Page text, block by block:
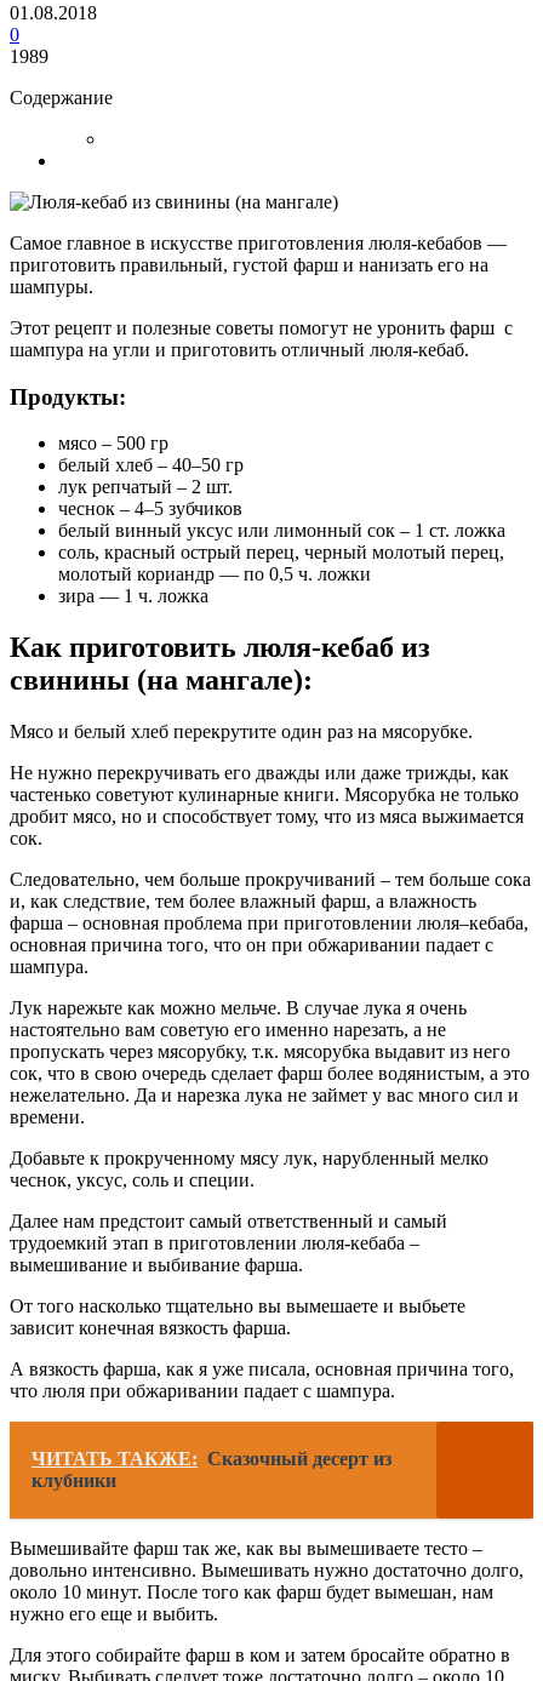
01.08.2018
0
1989
Содержание
Самое главное в искусстве приготовления люля-кебабов —
приготовить правильный, густой фарш и нанизать его на
шампуры.
Этот рецепт и полезные советы помогут не уронить фарш с
шампура на угли и приготовить отличный люля-кебаб.
Продукты:
мясо – 500 гр
белый хлеб – 40–50 гр
лук репчатый – 2 шт.
чеснок – 4–5 зубчиков
белый винный уксус или лимонный сок – 1 ст. ложка
соль, красный острый перец, черный молотый перец,
молотый кориандр — по 0,5 ч. ложки
зира — 1 ч. ложка
Как приготовить люля-кебаб из
свинины (на мангале):
Мясо и белый хлеб перекрутите один раз на мясорубке.
Не нужно перекручивать его дважды или даже трижды, как
частенько советуют кулинарные книги. Мясорубка не только
дробит мясо, но и способствует тому, что из мяса выжимается
сок.
Следовательно, чем больше прокручиваний – тем больше сока
и, как следствие, тем более влажный фарш, а влажность
фарша – основная проблема при приготовлении люля–кебаба,
основная причина того, что он при обжаривании падает с
шампура.
Лук нарежьте как можно мельче. В случае лука я очень
настоятельно вам советую его именно нарезать, а не
пропускать через мясорубку, т.к. мясорубка выдавит из него
сок, что в свою очередь сделает фарш более водянистым, а это
нежелательно. Да и нарезка лука не займет у вас много сил и
времени.
Добавьте к прокрученному мясу лук, нарубленный мелко
чеснок, уксус, соль и специи.
Далее нам предстоит самый ответственный и самый
трудоемкий этап в приготовлении люля-кебаба –
вымешивание и выбивание фарша.
От того насколько тщательно вы вымешаете и выбьете
зависит конечная вязкость фарша.
А вязкость фарша, как я уже писала, основная причина того,
что люля при обжаривании падает с шампура.
ЧИТАТЬ ТАКЖЕ: Сказочный десерт из
клубники
Вымешивайте фарш так же, как вы вымешиваете тесто –
довольно интенсивно. Вымешивать нужно достаточно долго,
около 10 минут. После того как фарш будет вымешан, нам
нужно его еще и выбить.
Для этого собирайте фарш в ком и затем бросайте обратно в
миску. Выбивать следует тоже достаточно долго – около 10